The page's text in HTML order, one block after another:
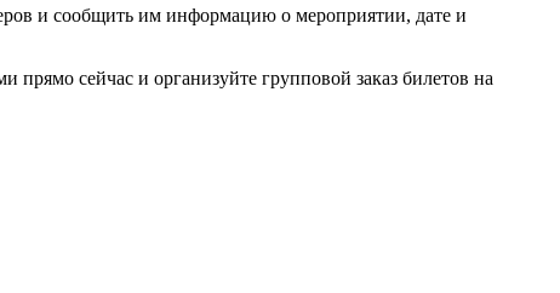
и сообщить им информацию о мероприятии, дате и
сейчас и организуйте групповой заказ билетов на